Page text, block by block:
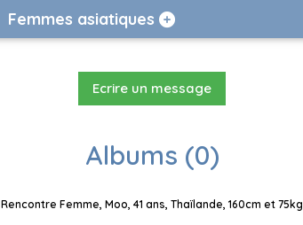
Femmes asiatiques
Ecrire un message
Albums (0)
Rencontre Femme, Moo, 41 ans, Thaïlande, 160cm et 75kg